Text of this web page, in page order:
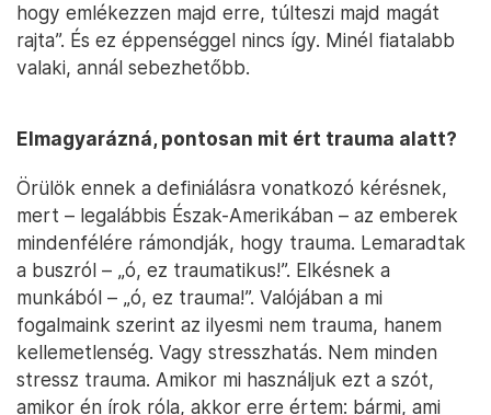
hogy emlékezzen majd erre, túlteszi majd magát
rajta”. És ez éppenséggel nincs így. Minél fiatalabb
valaki, annál sebezhetőbb.
Elmagyarázná, pontosan mit ért trauma alatt?
Örülök ennek a definiálásra vonatkozó kérésnek,
mert – legalábbis Észak-Amerikában – az emberek
mindenfélére rámondják, hogy trauma. Lemaradtak
a buszról – „ó, ez traumatikus!”. Elkésnek a
munkából – „ó, ez trauma!”. Valójában a mi
fogalmaink szerint az ilyesmi nem trauma, hanem
kellemetlenség. Vagy stresszhatás. Nem minden
stressz trauma. Amikor mi használjuk ezt a szót,
amikor én írok róla, akkor erre értem: bármi, ami